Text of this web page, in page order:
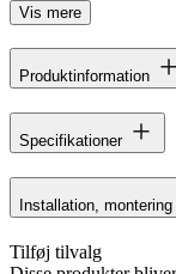
Vis mere
Produktinformation
Specifikationer
Installation,
Tilføj tilvalg